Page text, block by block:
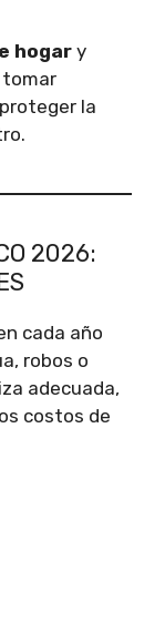
hogar y
tomar
la
2026:
cada año
robos o
adecuada,
costos de